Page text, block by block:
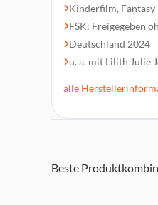
Kinderfilm, Fantasy
FSK: Freigegeben
Deutschland 2024
u. a. mit Lilith Julie
alle
Beste